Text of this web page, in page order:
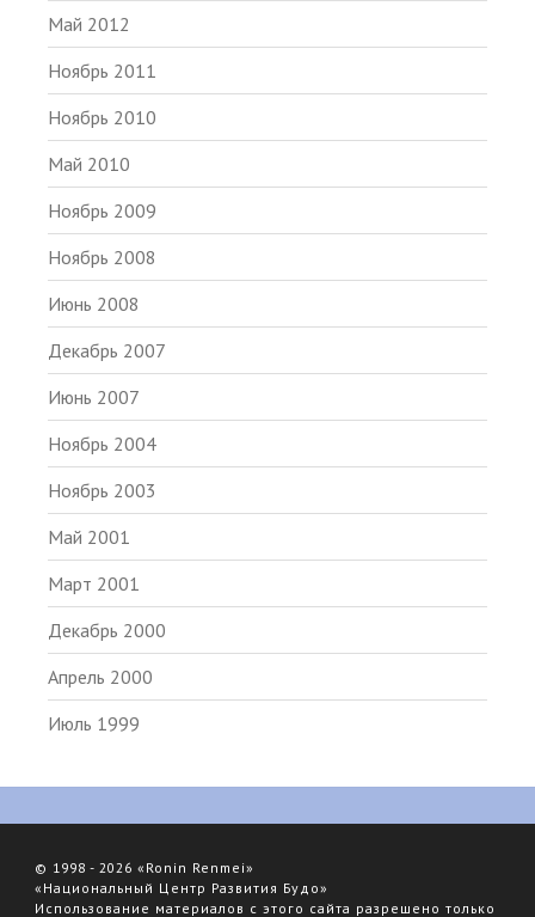
Май 2012
Ноябрь 2011
Ноябрь 2010
Май 2010
Ноябрь 2009
Ноябрь 2008
Июнь 2008
Декабрь 2007
Июнь 2007
Ноябрь 2004
Ноябрь 2003
Май 2001
Март 2001
Декабрь 2000
Апрель 2000
Июль 1999
© 1998 - 2026 «Ronin Renmei»
«Национальный Центр Развития Будо»
Использование материалов с этого сайта разрешено только